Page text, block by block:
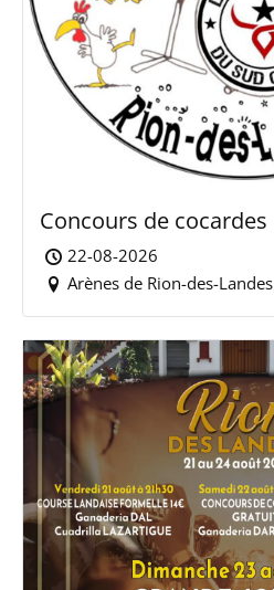
Concours de cocardes
22-08-2026
Arènes de Rion-des-Landes